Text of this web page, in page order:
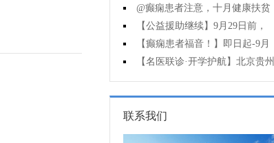
免费亲诊，符合条件者速申请！
病专项检查全额救助+京黔名医免费
亲诊+高达万元补贴，名额有限，速
@癫痫患者注意，十月健康扶贫
救助计划开启，专家免费亲诊+高达
万元治疗救助，速抢名额！
【公益援助继续】9月29日前，
癫痫名医免费亲诊+检查治疗大额援
助持续发放，速约！
【癫痫患者福音！】即日起-9月
15日，专项检查免费+北京三甲知名
专家空降贵阳亲诊，勿错过！
【名医联诊·开学护航】北京贵州
三甲癫痫名医公益亲诊+检查治疗大
额援助，速约！
联系我们